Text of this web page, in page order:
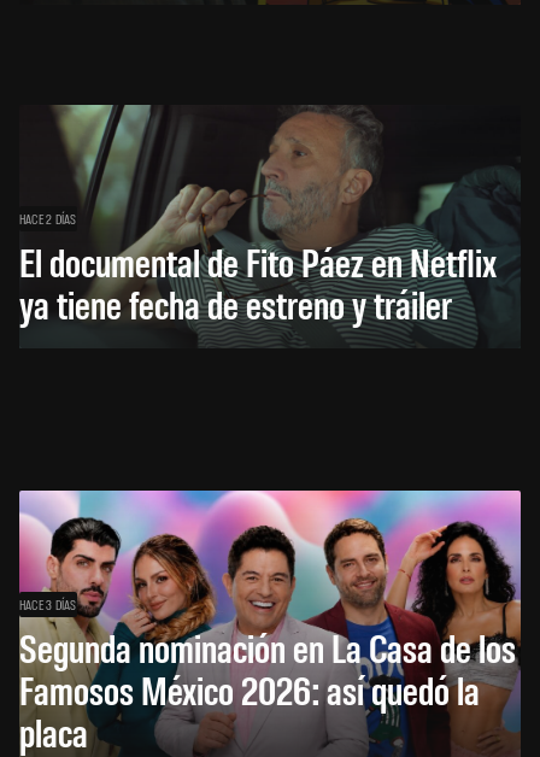
HACE 2 DÍAS
El documental de Fito Páez en Netflix
ya tiene fecha de estreno y tráiler
HACE 3 DÍAS
Segunda nominación en La Casa de los
Famosos México 2026: así quedó la
placa